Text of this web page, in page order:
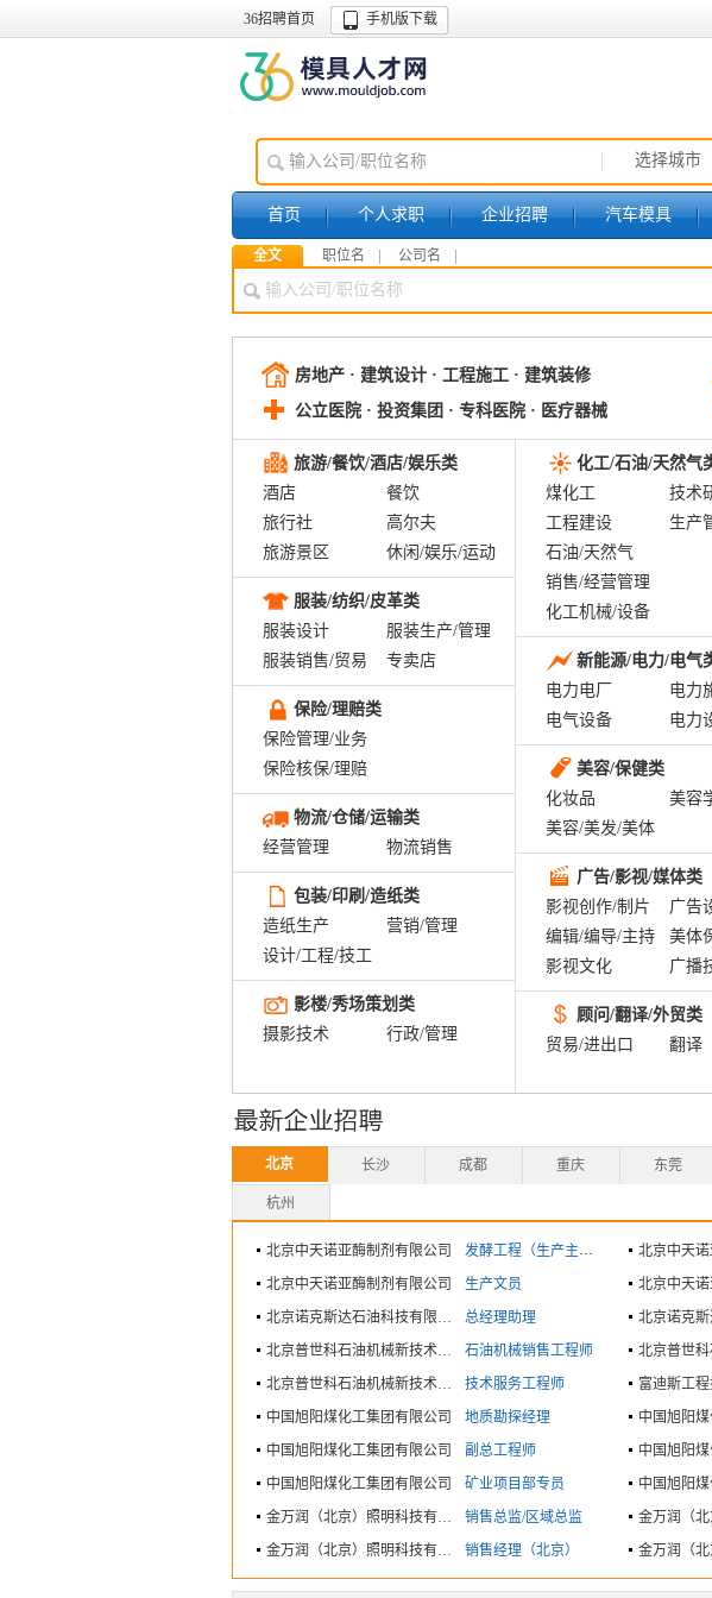
36招聘首页 手机版下载
选择城市
首页 个人求职 企业招聘 汽车模具
全文 职位名 公司名
房地产 · 建筑设计 · 工程施工 · 建筑装修
公立医院 · 投资集团 · 专科医院 · 医疗器械
旅游/餐饮/酒店/娱乐类
酒店
餐饮
旅行社
高尔夫
旅游景区
休闲/娱乐/运动
服装/纺织/皮革类
服装设计
服装生产/管理
服装销售/贸易
专卖店
保险/理赔类
保险管理/业务
保险核保/理赔
物流/仓储/运输类
经营管理
物流销售
包装/印刷/造纸类
造纸生产
营销/管理
设计/工程/技工
影楼/秀场策划类
摄影技术
行政/管理
化工/石油/天然气
煤化工
技术
工程建设
生产
石油/天然气
销售/经营管理
化工机械/设备
新能源/电力/电气
电力电厂
电力
电气设备
电力
美容/保健类
化妆品
美容
美容/美发/美体
广告/影视/媒体类
影视创作/制片
广告
编辑/编导/主持
美体
影视文化
广播
顾问/翻译/外贸类
贸易/进出口
翻译
北京 长沙 成都 重庆 东莞
杭州
北京中天诺亚酶制剂有限公司 发酵工程（生产主管） 北京中天
北京中天诺亚酶制剂有限公司
生产文员 北京中天
北京诺克斯达石油科技有限公司
总经理助理
北京普世科石油机械新技术有限公司
石油机械销售工程师
北京普世科石油机械新技术有限公司
技术服务工程师
中国旭阳煤化工集团有限公司
地质勘探经理 中国旭阳
中国旭阳煤化工集团有限公司
副总工程师 中国旭阳
中国旭阳煤化工集团有限公司
矿业项目部专员 中国旭阳
金万润（北京）照明科技有限公司
销售总监/区域总监
金万润（北京）照明科技有限公司
销售经理（北京）